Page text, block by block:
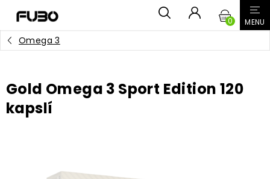
obsah
Omega 3
Gold Omega 3 Sport Edition 120
kapslí